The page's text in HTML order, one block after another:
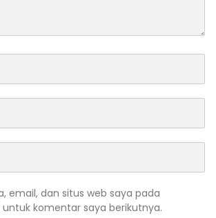
email, dan situs web saya pada
komentar saya berikutnya.